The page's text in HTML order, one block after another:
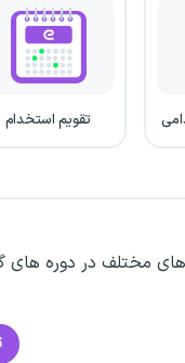
تقویم استخدام
مختلف در دوره